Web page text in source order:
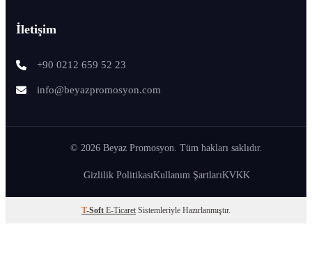
İletişim
+90 0212 659 52 23
info@beyazpromosyon.com
© 2026 Beyaz Promosyon. Tüm hakları saklıdır.
Gizlilik PolitikasıKullanım ŞartlarıKVKK
T-Soft E-Ticaret Sistemleriyle Hazırlanmıştır.